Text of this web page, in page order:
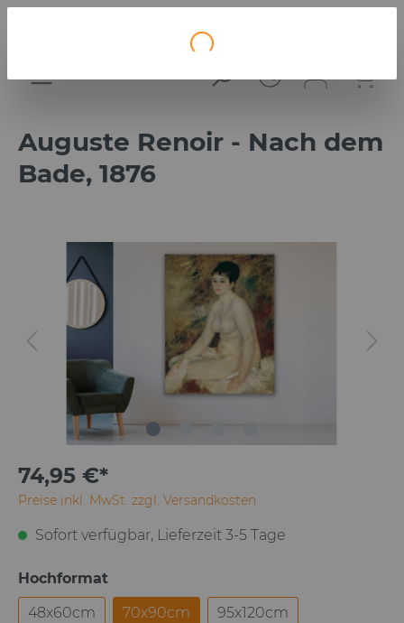
Auguste Renoir - Nach dem
Bade, 1876
74,95 €*
Preise inkl. MwSt. zzgl. Versandkosten
Sofort verfügbar, Lieferzeit 3-5 Tage
Hochformat
48x60cm
70x90cm 95x120cm
Loading...